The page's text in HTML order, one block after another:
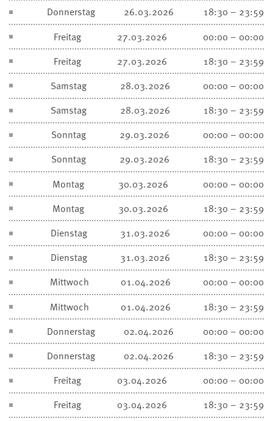
Donnerstag
26.03.2026
18:30 – 23:59
Freitag
27.03.2026
00:00 – 00:00
Freitag
27.03.2026
18:30 – 23:59
Samstag
28.03.2026
00:00 – 00:00
Samstag
28.03.2026
18:30 – 23:59
Sonntag
29.03.2026
00:00 – 00:00
Sonntag
29.03.2026
18:30 – 23:59
Montag
30.03.2026
00:00 – 00:00
Montag
30.03.2026
18:30 – 23:59
Dienstag
31.03.2026
00:00 – 00:00
Dienstag
31.03.2026
18:30 – 23:59
Mittwoch
01.04.2026
00:00 – 00:00
Mittwoch
01.04.2026
18:30 – 23:59
Donnerstag
02.04.2026
00:00 – 00:00
Donnerstag
02.04.2026
18:30 – 23:59
Freitag
03.04.2026
00:00 – 00:00
Freitag
03.04.2026
18:30 – 23:59